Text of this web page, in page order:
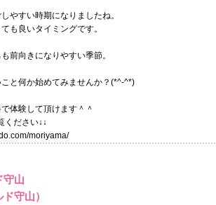
やすい時期になりましたね。
も良いタイミングです。
前向きになりやすい季節。
と何か始めてみませんか？(*^-^*)
体験して頂けます＾＾
ください↓↓
moriyama/
山
守山）